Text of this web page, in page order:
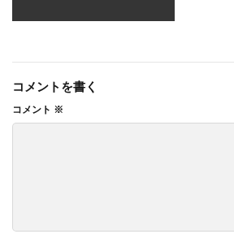
コメントを書く
コメント ※